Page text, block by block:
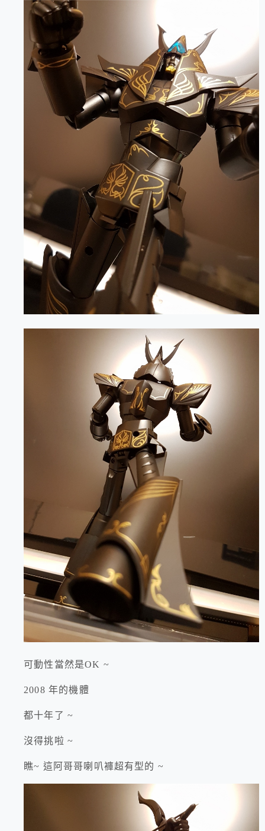
可動性當然是OK ~
2008 年的機體
都十年了 ~
沒得挑啦 ~
瞧~ 這阿哥哥喇叭褲超有型的 ~